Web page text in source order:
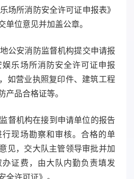
场所消防安全许可证申报表》
单位意见并加盖公章。
公安消防监督机构提交申请报
乐场所消防安全许可证申报
如营业执照复印件、建筑工程
产品合格证等。
督机构在接到申请单位的报告
现场勘察和审核。合格的单
见，交大队主管领导审批并加
证费，由大队内勤负责填发